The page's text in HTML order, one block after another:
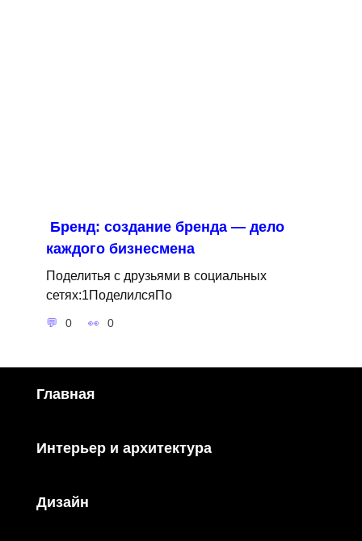
Бренд: создание бренда — дело
каждого бизнесмена
Поделитья с друзьями в социальных
сетях:1ПоделилсяПо
0 0
Главная
Интерьер и архитектура
Дизайн